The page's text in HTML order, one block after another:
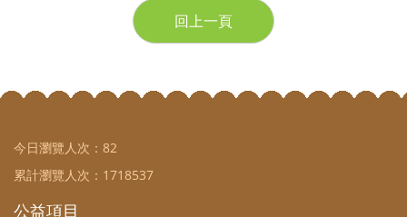
回上一頁
今日瀏覽人次： 82
累計瀏覽人次： 1718537
公益項目